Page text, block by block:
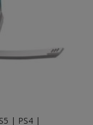
| PS4 |